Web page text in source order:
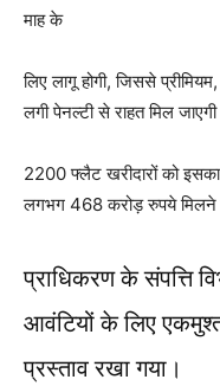
माह के
लिए लागू होगी, जिससे
लगी पेनल्टी से राहत मिल
2200 फ्लैट खरीदारों को
लगभग 468 करोड़ रुपये मिलने
प्राधिकरण के संपत्ति
आवंटियों के लिए
प्रस्ताव रखा गया।